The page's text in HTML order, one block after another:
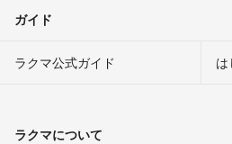
ガイド
ラクマ公式ガイド
ラクマについて